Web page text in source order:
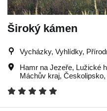
Široký kámen
Vycházky, Vyhlídky,
Hamr na Jezeře, Lužické
Máchův kraj, Českolipsko,